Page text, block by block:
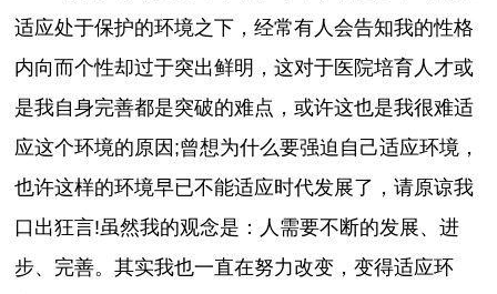
适应处于保护的环境之下，经常有人会告知我的性格
内向而个性却过于突出鲜明，这对于医院培育人才或
是我自身完善都是突破的难点，或许这也是我很难适
应这个环境的原因;曾想为什么要强迫自己适应环境，
也许这样的环境早已不能适应时代发展了，请原谅我
口出狂言!虽然我的观念是：人需要不断的发展、进
步、完善。其实我也一直在努力改变，变得适应环